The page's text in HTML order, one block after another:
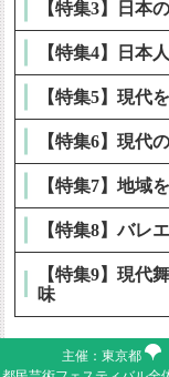
【特集3】日本
【特集4】日本
【特集5】現代
【特集6】現代
【特集7】地域
【特集8】バレ
【特集9】現代
味
主催：東京都